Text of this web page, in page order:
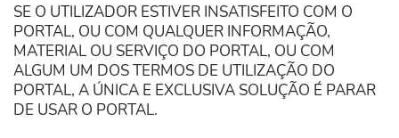
SE O UTILIZADOR ESTIVER INSATISFEITO COM O
PORTAL, OU COM QUALQUER INFORMAÇÃO,
MATERIAL OU SERVIÇO DO PORTAL, OU COM
ALGUM UM DOS TERMOS DE UTILIZAÇÃO DO
PORTAL, A ÚNICA E EXCLUSIVA SOLUÇÃO É PARAR
DE USAR O PORTAL.